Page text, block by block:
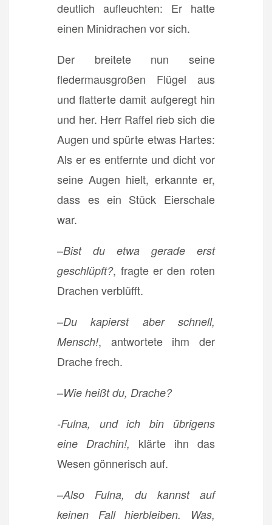
deutlich aufleuchten: Er hatte
einen Minidrachen vor sich.
Der breitete nun seine
fledermausgroßen Flügel aus
und flatterte damit aufgeregt hin
und her. Herr Raffel rieb sich die
Augen und spürte etwas Hartes:
Als er es entfernte und dicht vor
seine Augen hielt, erkannte er,
dass es ein Stück Eierschale
war.
–Bist du etwa gerade erst
geschlüpft?, fragte er den roten
Drachen verblüfft.
–Du kapierst aber schnell,
Mensch!, antwortete ihm der
Drache frech.
–Wie heißt du, Drache?
-Fulna, und ich bin übrigens
eine Drachin!,
klärte ihn das
Wesen gönnerisch auf.
–Also Fulna, du kannst auf
keinen Fall hierbleiben. Was,